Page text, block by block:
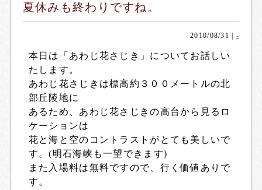
夏休みも終わりですね。
2010/08/31 -
本日は「あわじ花さじき」についてお話しい
たします。
あわじ花さじきは標高約３００メートルの北
部丘陵地に
あるため、あわじ花さじきの高台から見るロ
ケーションは
花と海と空のコントラストがとても美しいで
す。(明石海峡も一望できます)
また入場料は無料ですので、行く価値ありで
す。